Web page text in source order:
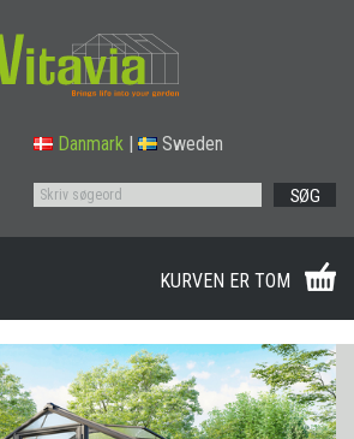
Danmark Sweden
SØG
KURVEN ER TOM